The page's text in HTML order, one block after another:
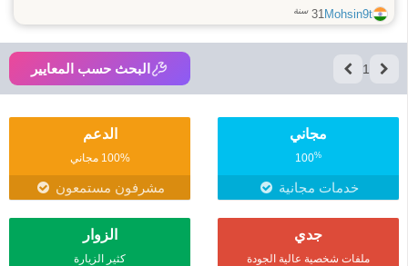
Mohsin9t
31 سنة
1 البحث حسب المعايير
مجاني
100%
خدمات مجانية
الدعم
100% مجاني
مشرفون مستمعون
جدي
ملفات شخصية عالية الجودة
الزوار
كثير الزيارة